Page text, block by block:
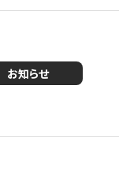
お知らせ